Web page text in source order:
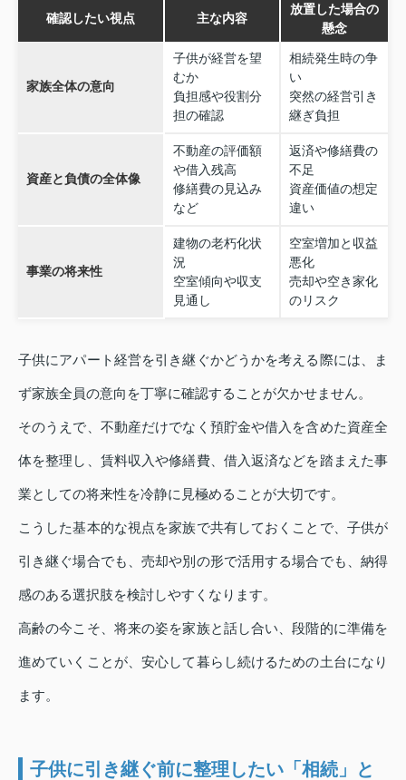
確認したい視点 主な内容
放置した場合の
懸念
家族全体の意向
子供が経営を望
むか
負担感や役割分
担の確認
相続発生時の争
い
突然の経営引き
継ぎ負担
資産と負債の全体像
不動産の評価額
や借入残高
修繕費の見込み
など
返済や修繕費の
不足
資産価値の想定
違い
事業の将来性
建物の老朽化状
況
空室傾向や収支
見通し
空室増加と収益
悪化
売却や空き家化
のリスク
子供にアパート経営を引き継ぐかどうかを考える際には、ま
ず家族全員の意向を丁寧に確認することが欠かせません。
そのうえで、不動産だけでなく預貯金や借入を含めた資産全
体を整理し、賃料収入や修繕費、借入返済などを踏まえた事
業としての将来性を冷静に見極めることが大切です。
こうした基本的な視点を家族で共有しておくことで、子供が
引き継ぐ場合でも、売却や別の形で活用する場合でも、納得
感のある選択肢を検討しやすくなります。
高齢の今こそ、将来の姿を家族と話し合い、段階的に準備を
進めていくことが、安心して暮らし続けるための土台になり
ます。
子供に引き継ぐ前に整理したい「相続」と